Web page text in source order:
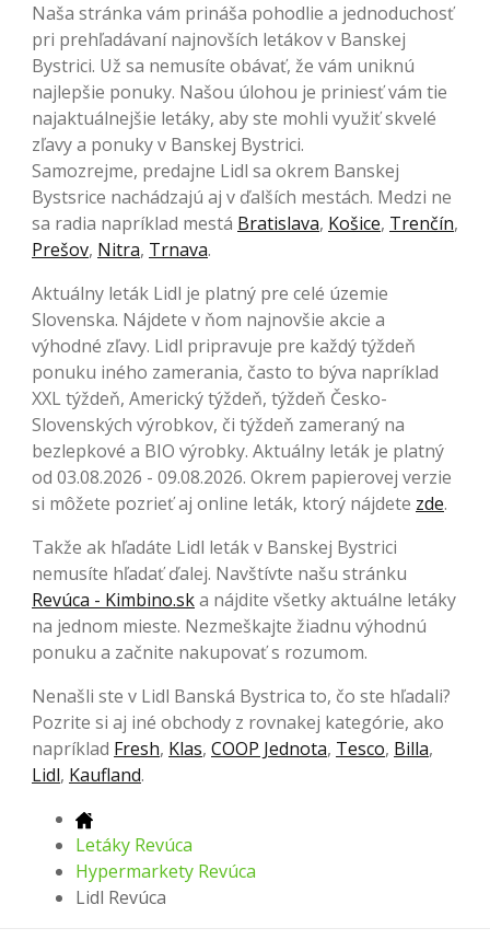
Naša stránka vám prináša pohodlie a jednoduchosť
pri prehľadávaní najnovších letákov v Banskej
Bystrici. Už sa nemusíte obávať, že vám uniknú
najlepšie ponuky. Našou úlohou je priniesť vám tie
najaktuálnejšie letáky, aby ste mohli využiť skvelé
zľavy a ponuky v Banskej Bystrici.
Samozrejme, predajne Lidl sa okrem Banskej
Bystsrice nachádzajú aj v ďalších mestách. Medzi ne
sa radia napríklad mestá Bratislava, Košice, Trenčín,
Prešov, Nitra, Trnava.
Aktuálny leták Lidl je platný pre celé územie
Slovenska. Nájdete v ňom najnovšie akcie a
výhodné zľavy. Lidl pripravuje pre každý týždeň
ponuku iného zamerania, často to býva napríklad
XXL týždeň, Americký týždeň, týždeň Česko-
Slovenských výrobkov, či týždeň zameraný na
bezlepkové a BIO výrobky. Aktuálny leták je platný
od 03.08.2026 - 09.08.2026. Okrem papierovej verzie
si môžete pozrieť aj online leták, ktorý nájdete zde.
Takže ak hľadáte Lidl leták v Banskej Bystrici
nemusíte hľadať ďalej. Navštívte našu stránku
Revúca - Kimbino.ska nájdite všetky aktuálne letáky
na jednom mieste. Nezmeškajte žiadnu výhodnú
ponuku a začnite nakupovať s rozumom.
Nenašli ste v Lidl Banská Bystrica to, čo ste hľadali?
Pozrite si aj iné obchody z rovnakej kategórie, ako
napríklad Fresh, Klas, COOP Jednota, Tesco, Billa,
Lidl, Kaufland.
Letáky Revúca
Hypermarkety Revúca
Lidl Revúca